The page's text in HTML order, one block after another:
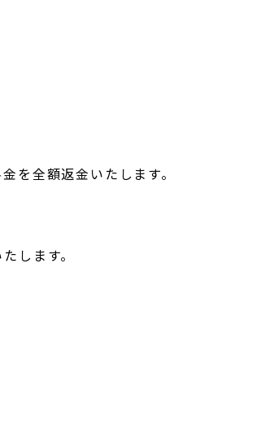
を全額返金いたします。
します。